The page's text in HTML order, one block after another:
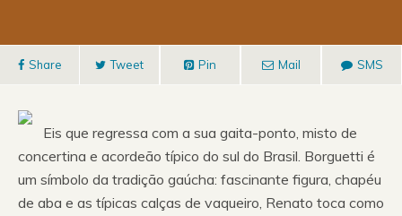
Share Tweet Pin Mail SMS
Eis que regressa com a sua gaita-ponto, misto de
concertina e acordeão típico do sul do Brasil. Borguetti é
um símbolo da tradição gaúcha: fascinante figura, chapéu
de aba e as típicas calças de vaqueiro, Renato toca como